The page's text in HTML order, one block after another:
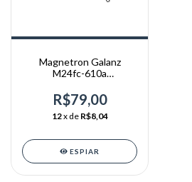
Magnetron Galanz
M24fc-610a
Original
R$79,00
12x de R$8,04
ESPIAR